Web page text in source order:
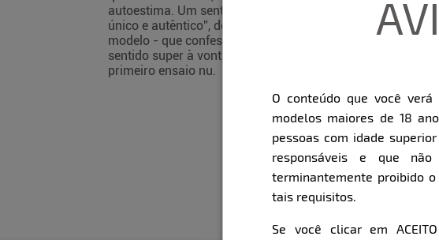
autoestima. Um sentimento
único e autêntico”, declarou a
modelo - que confessou ter se
sentido super à vontade em seu
primeiro ensaio nu.
O conteúdo que você
modelos maiores de 18
pessoas com idade
responsáveis e que
terminantemente proibido
tais requisitos.
Se você clicar em